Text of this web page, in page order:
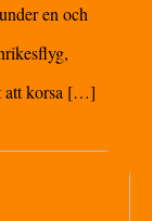
en och
att korsa […]